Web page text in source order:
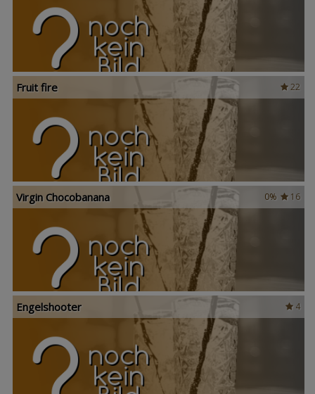
22
Fruit fire
16
0%
Virgin Chocobanana
4
Engelshooter